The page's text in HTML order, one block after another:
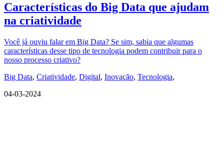
Características do Big Data que ajudam
na criatividade
Você já ouviu falar em Big Data? Se sim, sabia que algumas
características desse tipo de tecnologia podem contribuir para o
nosso processo criativo?
Big Data, Criatividade, Digital, Inovação, Tecnologia,
04-03-2024